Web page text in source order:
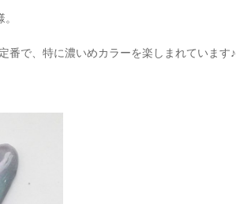
番で、特に濃いめカラーを楽しまれています♪